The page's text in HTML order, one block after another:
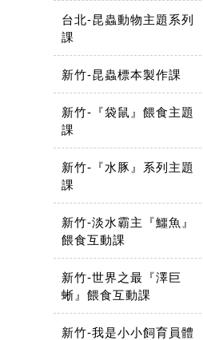
台北-昆蟲動物主題系列
課
新竹-昆蟲標本製作課
新竹-『袋鼠』餵食主題
課
新竹-『水豚』系列主題
課
新竹-淡水霸主『鱷魚』
餵食互動課
新竹-世界之最『澤巨
蜥』餵食互動課
新竹-我是小小飼育員體